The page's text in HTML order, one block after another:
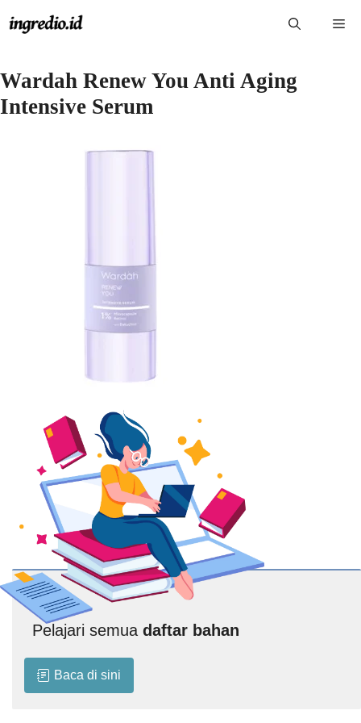
ke
Wardah Renew You Anti Aging
Intensive Serum
Pelajari semua daftar bahan
Baca di sini